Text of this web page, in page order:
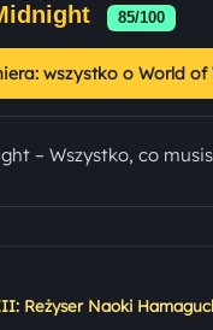
85/100
wszystko o World
– Wszystko, co
Reżyser Naoki